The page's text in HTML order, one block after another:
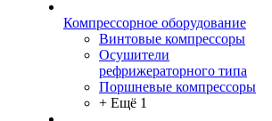
Компрессорное оборудование
Винтовые компрессоры
Осушители
рефрижераторного типа
Поршневые компрессоры
+ Ещё 1